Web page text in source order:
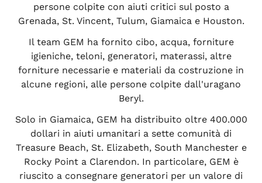
persone colpite con aiuti critici sul posto a
Grenada, St. Vincent, Tulum, Giamaica e Houston.
Il team GEM ha fornito cibo, acqua, forniture
igieniche, teloni, generatori, materassi, altre
forniture necessarie e materiali da costruzione in
alcune regioni, alle persone colpite dall'uragano
Beryl.
Solo in Giamaica, GEM ha distribuito oltre 400.000
dollari in aiuti umanitari a sette comunità di
Treasure Beach, St. Elizabeth, South Manchester e
Rocky Point a Clarendon. In particolare, GEM è
riuscito a consegnare generatori per un valore di